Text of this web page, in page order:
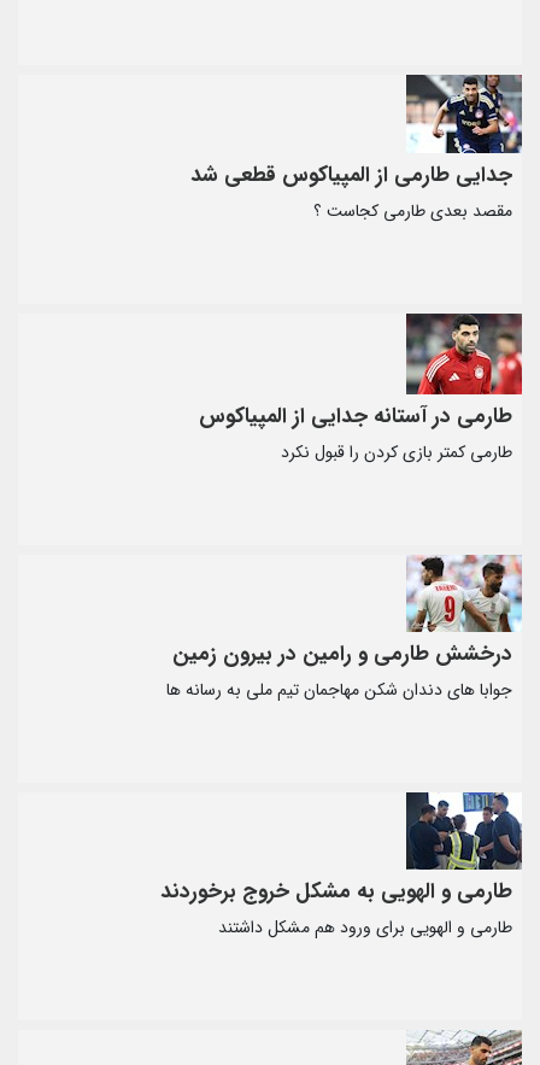
جدایی طارمی از المپیاکوس قطعی شد
مقصد بعدی طارمی کجاست ؟
طارمی در آستانه جدایی از المپیاکوس
طارمی کمتر بازی کردن را قبول نکرد
درخشش طارمی و رامین در بیرون زمین
جوابا های دندان شکن مهاجمان تیم ملی به رسانه ها
طارمی و الهویی به مشکل خروج برخوردند
طارمی و الهویی برای ورود هم مشکل داشتند